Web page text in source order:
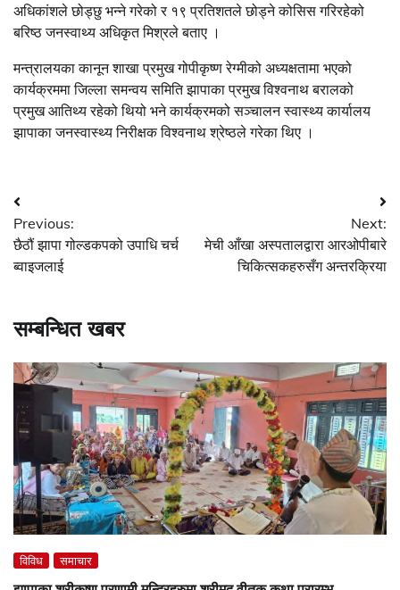
अधिकांशले छोड्छु भन्ने गरेको र १९ प्रतिशतले छोड्ने कोसिस गरिरहेको
बरिष्ठ जनस्वाथ्य अधिकृत मिश्रले बताए ।
मन्त्रालयका कानून शाखा प्रमुख गोपीकृष्ण रेग्मीको अध्यक्षतामा भएको
कार्यक्रममा जिल्ला समन्वय समिति झापाका प्रमुख विश्वनाथ बरालको
प्रमुख आतिथ्य रहेको थियो भने कार्यक्रमको सञ्चालन स्वास्थ्य कार्यालय
झापाका जनस्वास्थ्य निरीक्षक विश्वनाथ श्रेष्ठले गरेका थिए ।
Post
navigation
Previous:
छैठौं झापा गोल्डकपको उपाधि चर्च
ब्वाइजलाई
Next:
मेची आँखा अस्पतालद्वारा आरओपीबारे
चिकित्सकहरुसँग अन्तरक्रिया
सम्बन्धित खबर
विविध समाचार